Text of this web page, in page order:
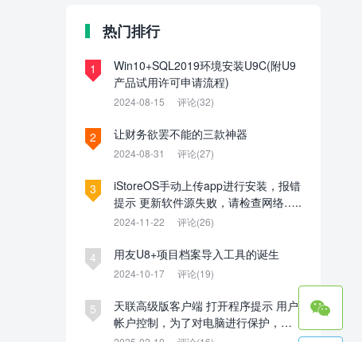
热门排行
1
Win10+SQL2019环境安装U9C(附U9
产品试用许可申请流程)
2024-08-15 评论(32)
2 让财务欲罢不能的三款神器
2024-08-31 评论(27)
3
iStoreOS手动上传app进行安装，报错
提示 更新软件源失败，请检查网络…..
2024-11-22 评论(26)
4 用友U8+项目档案导入工具的诞生
2024-10-17 评论(19)
5
天联高级版客户端 打开程序提示 用户
帐户控制，为了对电脑进行保护，已
经阻止此应用。管理员已阻止你运行
